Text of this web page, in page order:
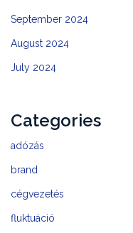
September 2024
August 2024
July 2024
Categories
adózás
brand
cégvezetés
fluktuáció